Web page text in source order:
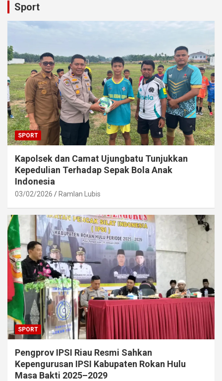
Sport
SPORT
Kapolsek dan Camat Ujungbatu Tunjukkan
Kepedulian Terhadap Sepak Bola Anak
Indonesia
03/02/2026 Ramlan Lubis
SPORT
Pengprov IPSI Riau Resmi Sahkan
Kepengurusan IPSI Kabupaten Rokan Hulu
Masa Bakti 2025–2029